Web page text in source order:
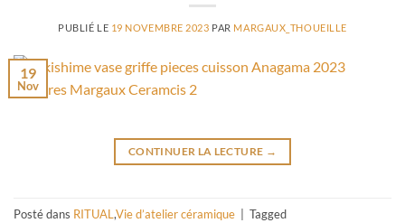
PUBLIÉ LE 19 NOVEMBRE 2023 PAR MARGAUX_THOUEILLE
19
Nov
CONTINUER LA LECTURE →
Posté dans RITUAL ,Vie d’atelier céramique
Tagged